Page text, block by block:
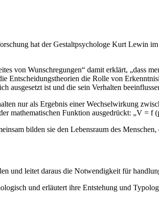
hat der Gestaltpsychologe Kurt Lewin
von Wunschregungen“ damit erklärt, „dass
Entscheidungstheorien die Rolle von
ausgesetzt ist und die sein Verhalten
nur als Ergebnis einer Wechselwirkung
mathematischen Funktion ausgedrückt: „V = f
bilden sie den Lebensraum des
und leitet daraus die Notwendigkeit für
und erläutert ihre Entstehung und